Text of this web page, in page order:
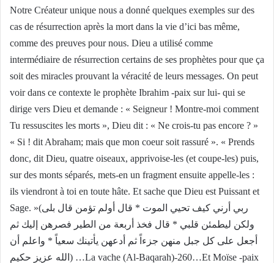
Notre Créateur unique nous a donné quelques exemples sur des
cas de résurrection après la mort dans la vie d’ici bas même,
comme des preuves pour nous. Dieu a utilisé comme
intermédiaire de résurrection certains de ses prophètes pour que ça
soit des miracles prouvant la véracité de leurs messages. On peut
voir dans ce contexte le prophète Ibrahim -paix sur lui- qui se
dirige vers Dieu et demande : « Seigneur ! Montre-moi comment
Tu ressuscites les morts », Dieu dit : « Ne crois-tu pas encore ? »
« Si ! dit Abraham; mais que mon coeur soit rassuré ». « Prends
donc, dit Dieu, quatre oiseaux, apprivoise-les (et coupe-les) puis,
sur des monts séparés, mets-en un fragment ensuite appelle-les :
ils viendront à toi en toute hâte. Et sache que Dieu est Puissant et
Sage. »(ربي أرني كيف تحيي الموت * قال أولم تؤمن قال بلى
ولكن ليطمئن قلبي * قال فخذ أربعة من الطير فصرهن إليك ثم
أجعل على كل جبل منهن جزءاً ثم أدعهن يأتينك سعياً * واعلم أن
الله عزيز حكيم) …La vache (Al-Baqarah)-260…Et Moïse -paix